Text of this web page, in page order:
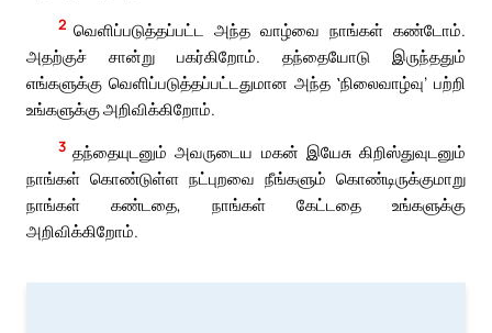
2 வெளிப்படுத்தப்பட்ட அந்த வாழ்வை நாங்கள் கண்டோம்.
அதற்குச் சான்று பகர்கிறோம். தந்தையோடு இருந்ததும்
எங்களுக்கு வெளிப்படுத்தப்பட்டதுமான அந்த ‛நிலைவாழ்வு’ பற்றி
உங்களுக்கு அறிவிக்கிறோம்.
3 தந்தையுடனும் அவருடைய மகன் இயேசு கிறிஸ்துவுடனும்
நாங்கள் கொண்டுள்ள நட்புறவை நீங்களும் கொண்டிருக்குமாறு
நாங்கள் கண்டதை, நாங்கள் கேட்டதை உங்களுக்கு
அறிவிக்கிறோம்.